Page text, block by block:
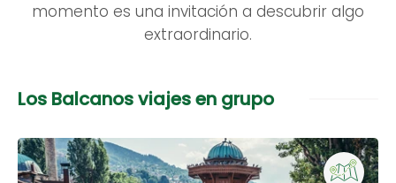
momento es una invitación a descubrir algo
extraordinario.
Los Balcanos viajes en grupo